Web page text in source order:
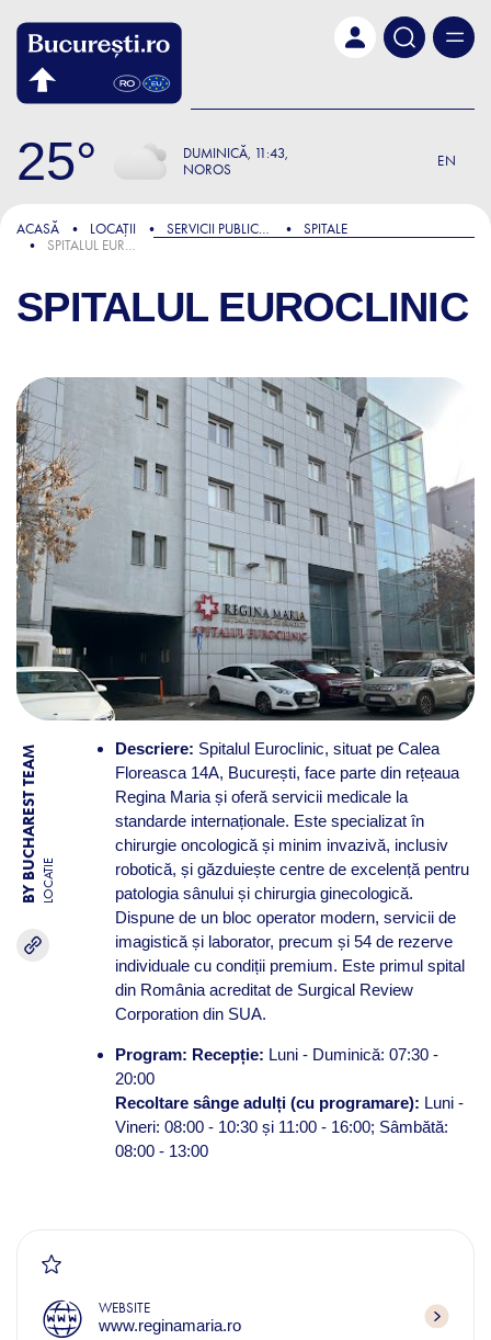
25 DUMINICĂ 11:43
NOROS
EN
ACASĂ LOCAȚII SERVICII PUBLICE ȘI ADMINISTRATIVE
SPITALE
SPITALUL EUROCLINIC
SPITALUL EUROCLINIC
BY BUCHAREST TEAM LOCATIE
Descriere: Spitalul Euroclinic, situat pe Calea
Floreasca 14A, București, face parte din rețeaua
Regina Maria și oferă servicii medicale la
standarde internaționale. Este specializat în
chirurgie oncologică și minim invazivă, inclusiv
robotică, și găzduiește centre de excelență pentru
patologia sânului și chirurgia ginecologică.
Dispune de un bloc operator modern, servicii de
imagistică și laborator, precum și 54 de rezerve
individuale cu condiții premium. Este primul spital
din România acreditat de Surgical Review
Corporation din SUA.
Program: Recepție: Luni - Duminică: 07:30 -
20:00
Recoltare sânge adulți (cu programare): Luni -
Vineri: 08:00 - 10:30 și 11:00 - 16:00; Sâmbătă:
08:00 - 13:00
WEBSITE
www.reginamaria.ro